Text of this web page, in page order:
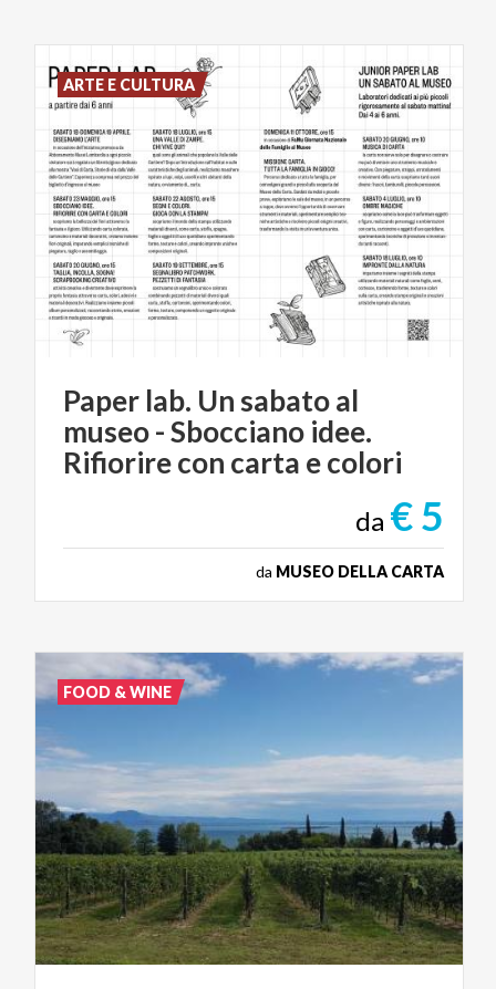
Paper lab. Un sabato al
museo - Sbocciano idee.
Rifiorire con carta e colori
da € 5
da MUSEO DELLA CARTA
ARTE E CULTURA
FOOD & WINE